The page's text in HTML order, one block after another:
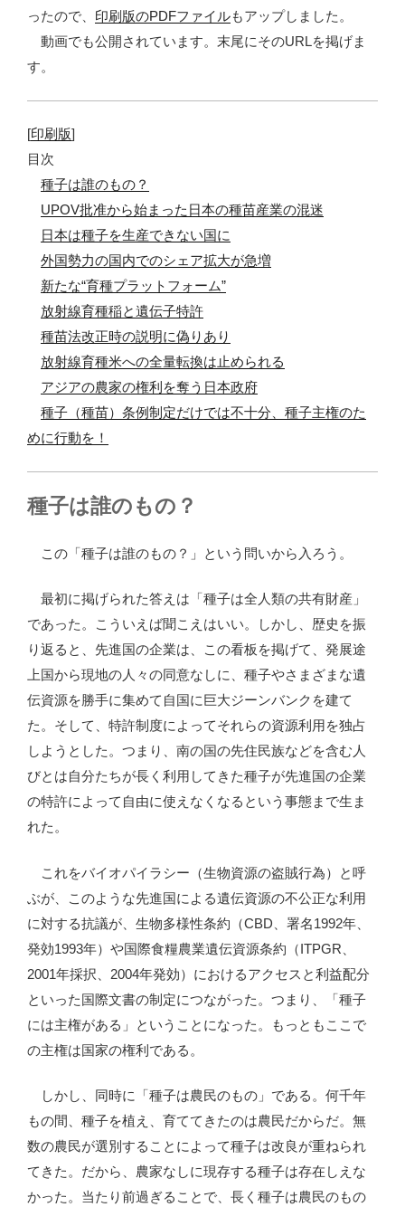
ったので、 印刷版のPDFファイルもアップしました。
動画でも公開されています。末尾にそのURLを掲げま
す。
[印刷版]
目次
種子は誰のもの？
UPOV批准から始まった日本の種苗産業の混迷
日本は種子を生産できない国に
外国勢力の国内でのシェア拡大が急増
新たな“育種プラットフォーム”
放射線育種稲と遺伝子特許
種苗法改正時の説明に偽りあり
放射線育種米への全量転換は止められる
アジアの農家の権利を奪う日本政府
種子（種苗）条例制定だけでは不十分、種子主権のた
めに行動を！
種子は誰のもの？
この「種子は誰のもの？」という問いから入ろう。
最初に掲げられた答えは「種子は全人類の共有財産」
であった。こういえば聞こえはいい。しかし、歴史を振
り返ると、先進国の企業は、この看板を掲げて、発展途
上国から現地の人々の同意なしに、種子やさまざまな遺
伝資源を勝手に集めて自国に巨大ジーンバンクを建て
た。そして、特許制度によってそれらの資源利用を独占
しようとした。つまり、南の国の先住民族などを含む人
びとは自分たちが長く利用してきた種子が先進国の企業
の特許によって自由に使えなくなるという事態まで生ま
れた。
これをバイオパイラシー（生物資源の盗賊行為）と呼
ぶが、このような先進国による遺伝資源の不公正な利用
に対する抗議が、生物多様性条約（CBD、署名1992年、
発効1993年）や国際食糧農業遺伝資源条約（ITPGR、
2001年採択、2004年発効）におけるアクセスと利益配分
といった国際文書の制定につながった。つまり、「種子
には主権がある」ということになった。もっともここで
の主権は国家の権利である。
しかし、同時に「種子は農民のもの」である。何千年
もの間、種子を植え、育ててきたのは農民だからだ。無
数の農民が選別することによって種子は改良が重ねられ
てきた。だから、農家なしに現存する種子は存在しえな
かった。当たり前過ぎることで、長く種子は農民のもの